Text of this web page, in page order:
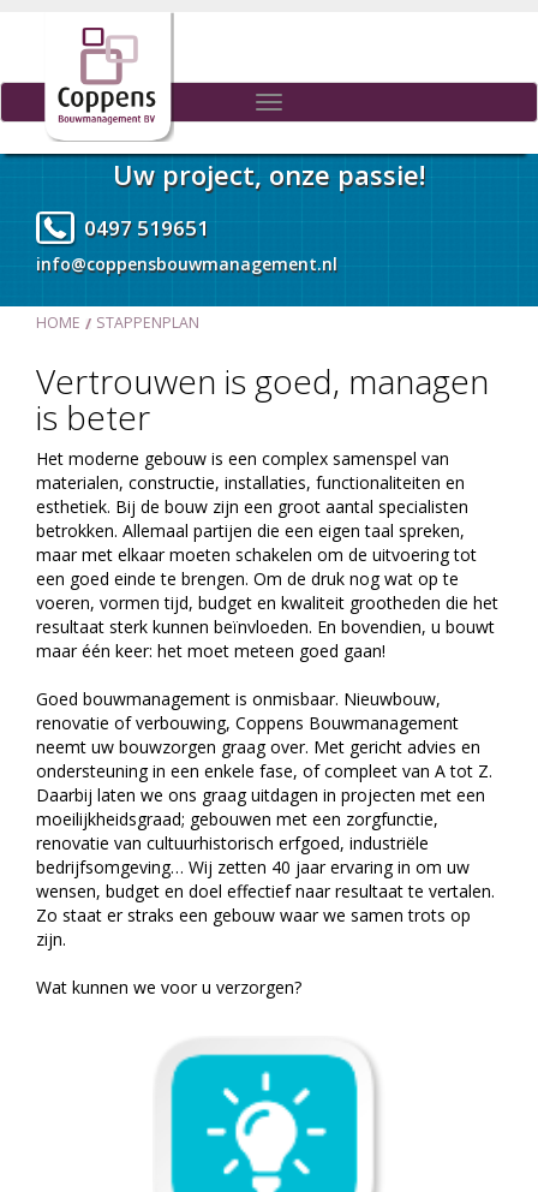
Toggle
navigation
Uw project, onze passie!
0497 519651
info@coppensbouwmanagement.nl
HOME STAPPENPLAN
Vertrouwen is goed, managen
is beter
Het moderne gebouw is een complex samenspel van
materialen, constructie, installaties, functionaliteiten en
esthetiek. Bij de bouw zijn een groot aantal specialisten
betrokken. Allemaal partijen die een eigen taal spreken,
maar met elkaar moeten schakelen om de uitvoering tot
een goed einde te brengen. Om de druk nog wat op te
voeren, vormen tijd, budget en kwaliteit grootheden die het
resultaat sterk kunnen beïnvloeden. En bovendien, u bouwt
maar één keer: het moet meteen goed gaan!
Goed bouwmanagement is onmisbaar. Nieuwbouw,
renovatie of verbouwing, Coppens Bouwmanagement
neemt uw bouwzorgen graag over. Met gericht advies en
ondersteuning in een enkele fase, of compleet van A tot Z.
Daarbij laten we ons graag uitdagen in projecten met een
moeilijkheidsgraad; gebouwen met een zorgfunctie,
renovatie van cultuurhistorisch erfgoed, industriële
bedrijfsomgeving… Wij zetten 40 jaar ervaring in om uw
wensen, budget en doel effectief naar resultaat te vertalen.
Zo staat er straks een gebouw waar we samen trots op
zijn.
Wat kunnen we voor u verzorgen?